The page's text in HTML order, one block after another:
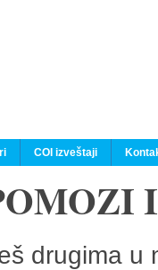
COI izveštaji
drugima